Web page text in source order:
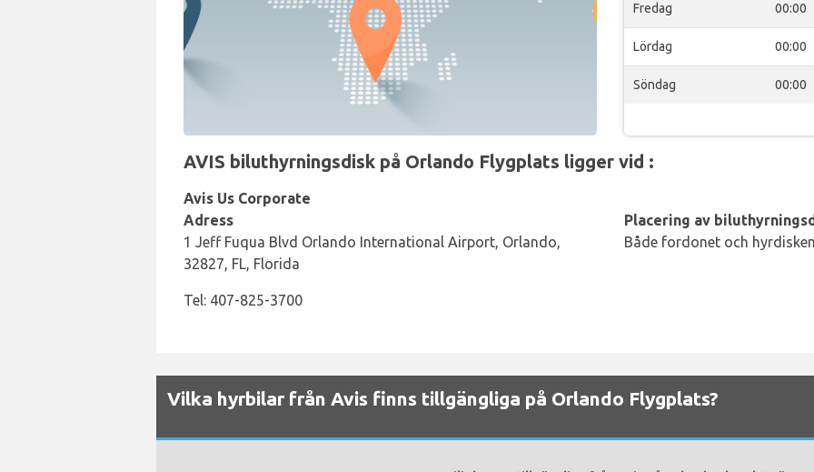
Fredag 00:00
Lördag 00:00
Söndag 00:00
AVIS biluthyrningsdisk på Orlando Flygplats ligger vid :
Avis Us Corporate
Adress
1 Jeff Fuqua Blvd Orlando International Airport, Orlando,
32827, FL, Florida
Tel: 407-825-3700
Placering av
Både fordonet och
Vilka hyrbilar från Avis finns tillgängliga på Orlando Flygplats?